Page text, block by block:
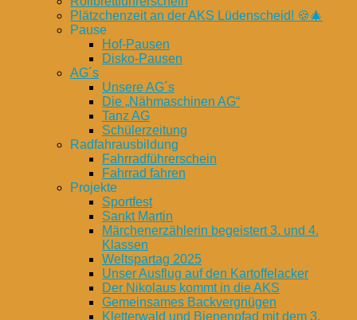
Plätzchenzeit an der AKS Lüdenscheid! 🍪🎄
Pause
Hof-Pausen
Disko-Pausen
AG´s
Unsere AG´s
Die „Nähmaschinen AG“
Tanz AG
Schülerzeitung
Radfahrausbildung
Fahrradführerschein
Fahrrad fahren
Projekte
Sportfest
Sankt Martin
Märchenerzählerin begeistert 3. und 4.
Klassen
Weltspartag 2025
Unser Ausflug auf den Kartoffelacker
Der Nikolaus kommt in die AKS
Gemeinsames Backvergnügen
Kletterwald und Bienenpfad mit dem 3.